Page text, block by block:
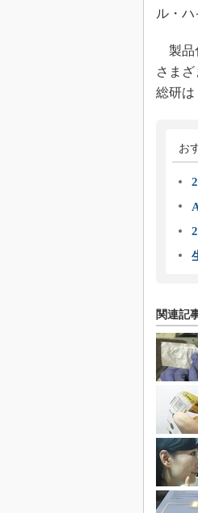
ル・
製品
さま
総研は
お
関連記